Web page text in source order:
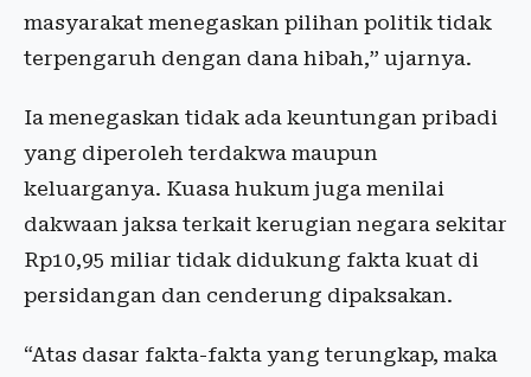
masyarakat menegaskan pilihan politik tidak
terpengaruh dengan dana hibah,” ujarnya.
Ia menegaskan tidak ada keuntungan pribadi
yang diperoleh terdakwa maupun
keluarganya. Kuasa hukum juga menilai
dakwaan jaksa terkait kerugian negara sekitar
Rp10,95 miliar tidak didukung fakta kuat di
persidangan dan cenderung dipaksakan.
“Atas dasar fakta-fakta yang terungkap, maka